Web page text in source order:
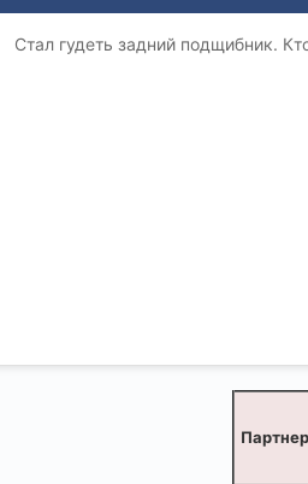
Стал гудеть задний подщибник.